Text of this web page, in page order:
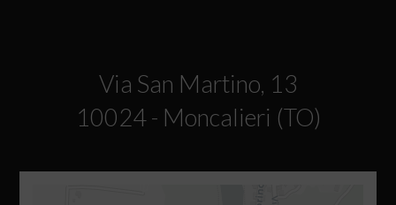
Via San Martino, 13
10024 - Moncalieri (TO)